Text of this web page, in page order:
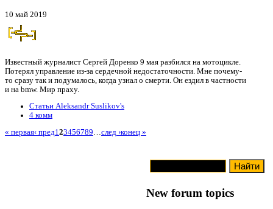
10 май 2019
Известный журналист Сергей Доренко 9 мая разбился на мотоцикле.
Потерял управление из-за сердечной недостаточности. Мне почему-
то сразу так и подумалось, когда узнал о смерти. Он ездил в частности
и на bmw. Мир праху.
Статьи Aleksandr Suslikov's
4 комм
« первая‹ пред123456789…след ›конец »
New forum topics